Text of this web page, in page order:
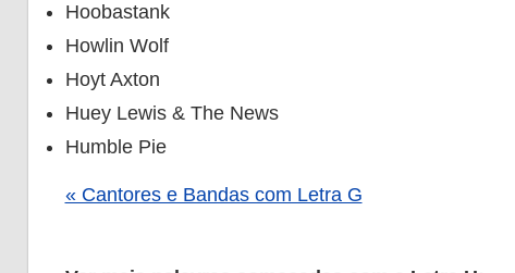
Hoobastank
Howlin Wolf
Hoyt Axton
Huey Lewis & The News
Humble Pie
« Cantores e Bandas com Letra G